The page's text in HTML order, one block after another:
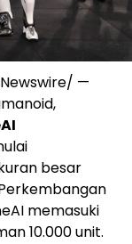
—
besar
memasuki
10.000 unit.